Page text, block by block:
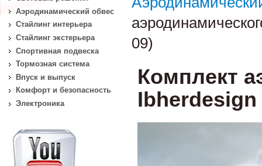
09)
Комплект
Ibherdesign
Аэродинамический обвес
Стайлинг интерьера
Стайлинг экстерьера
Спортивная подвеска
Тормозная система
Впуск и выпуск
Комфорт и безопасность
Электроника